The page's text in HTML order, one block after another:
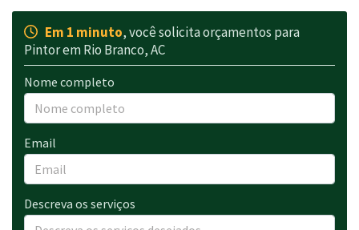
Em 1 minuto, você solicita orçamentos para
Pintor em Rio Branco, AC
Nome completo
Email
Descreva os serviços